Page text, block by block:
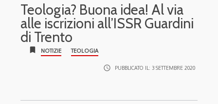
Teologia? Buona idea! Al via
alle iscrizioni all’ISSR Guardini
di Trento
bookmark NOTIZIE TEOLOGIA
access_time PUBBLICATO IL: 3 SETTEMBRE 2020